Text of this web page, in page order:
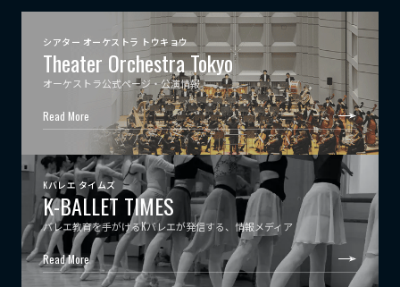
シアター オーケストラ トウキョウ
Theater Orchestra Tokyo
オーケストラ公式ページ・公演情報
Read More
Kバレエ タイムズ
K-BALLET TIMES
バレエ教育を手がけるKバレエが発信する、情報メディア
Read More